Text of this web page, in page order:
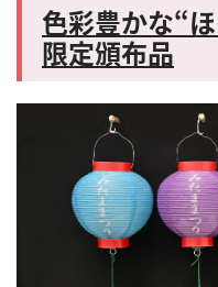
色彩豊かな“
限定頒布品